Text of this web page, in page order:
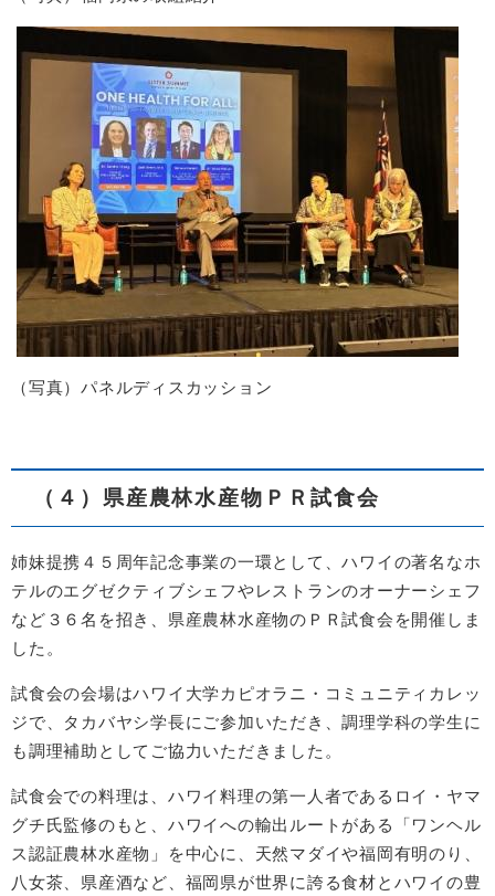
（写真）パネルディスカッション
（４）県産農林水産物ＰＲ試食会
姉妹提携４５周年記念事業の一環として、ハワイの著名なホ
テルのエグゼクティブシェフやレストランのオーナーシェフ
など３６名を招き、県産農林水産物のＰＲ試食会を開催しま
した。
試食会の会場はハワイ大学カピオラニ・コミュニティカレッ
ジで、タカバヤシ学長にご参加いただき、調理学科の学生に
も調理補助としてご協力いただきました。
試食会での料理は、ハワイ料理の第一人者であるロイ・ヤマ
グチ氏監修のもと、ハワイへの輸出ルートがある「ワンヘル
ス認証農林水産物」を中心に、天然マダイや福岡有明のり、
八女茶、県産酒など、福岡県が世界に誇る食材とハワイの豊